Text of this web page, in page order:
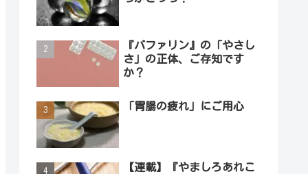
『バファリン』の「やさし
さ」の正体、ご存知です
か？
「胃腸の疲れ」にご用心
【連載】『やましろあれこ